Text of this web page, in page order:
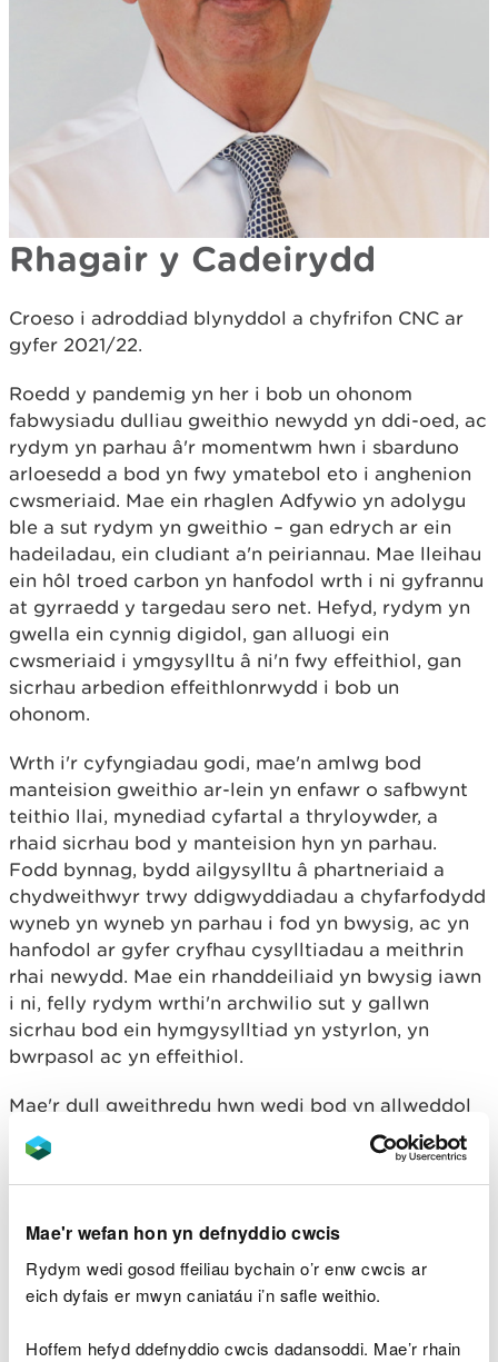
Mae'r wefan hon yn defnyddio cwcis
Rydym wedi gosod ffeiliau bychain o’r enw cwcis ar
eich dyfais er mwyn caniatáu i’n safle weithio.
Hoffem hefyd ddefnyddio cwcis dadansoddi. Mae’r rhain
Rhagair y Cadeirydd
Croeso i adroddiad blynyddol a chyfrifon CNC ar
gyfer 2021/22.
Roedd y pandemig yn her i bob un ohonom
fabwysiadu dulliau gweithio newydd yn ddi-oed, ac
rydym yn parhau â'r momentwm hwn i sbarduno
arloesedd a bod yn fwy ymatebol eto i anghenion
cwsmeriaid. Mae ein rhaglen Adfywio yn adolygu
ble a sut rydym yn gweithio – gan edrych ar ein
hadeiladau, ein cludiant a'n peiriannau. Mae lleihau
ein hôl troed carbon yn hanfodol wrth i ni gyfrannu
at gyrraedd y targedau sero net. Hefyd, rydym yn
gwella ein cynnig digidol, gan alluogi ein
cwsmeriaid i ymgysylltu â ni'n fwy effeithiol, gan
sicrhau arbedion effeithlonrwydd i bob un
ohonom.
Wrth i'r cyfyngiadau godi, mae'n amlwg bod
manteision gweithio ar-lein yn enfawr o safbwynt
teithio llai, mynediad cyfartal a thryloywder, a
rhaid sicrhau bod y manteision hyn yn parhau.
Fodd bynnag, bydd ailgysylltu â phartneriaid a
chydweithwyr trwy ddigwyddiadau a chyfarfodydd
wyneb yn wyneb yn parhau i fod yn bwysig, ac yn
hanfodol ar gyfer cryfhau cysylltiadau a meithrin
rhai newydd. Mae ein rhanddeiliaid yn bwysig iawn
i ni, felly rydym wrthi'n archwilio sut y gallwn
sicrhau bod ein hymgysylltiad yn ystyrlon, yn
bwrpasol ac yn effeithiol.
Mae'r dull gweithredu hwn wedi bod yn allweddol
fel rhan o waith y tasglu Ansawdd Afonydd Gwell.
Gwyddom fod y seilwaith i ddelio â'n carthffosiaeth
yng Nghymru o dan bwysau sylweddol oherwydd y
a dosbarthiad y boblogaeth, a datblygiadau
newydd. Heb weithredu, bydd y pwysau hwn yn
cyfrannu at gynnydd yn y llifoedd mewn
nifer y gollyngiadau o orlifoedd storm (y cyfeirir